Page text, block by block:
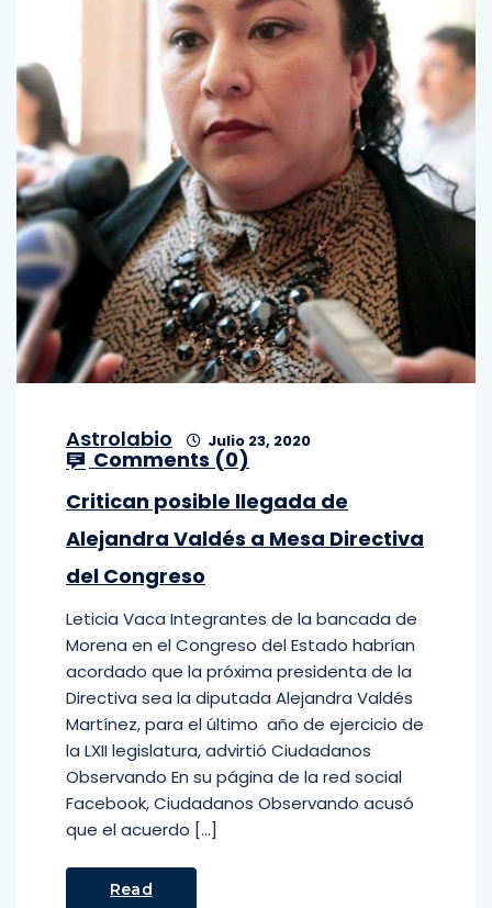
Astrolabio Julio 23, 2020
Comments (0)
Critican posible llegada de
Alejandra Valdés a Mesa Directiva
del Congreso
Leticia Vaca Integrantes de la bancada de
Morena en el Congreso del Estado habrían
acordado que la próxima presidenta de la
Directiva sea la diputada Alejandra Valdés
Martínez, para el último año de ejercicio de
la LXII legislatura, advirtió Ciudadanos
Observando En su página de la red social
Facebook, Ciudadanos Observando acusó
que el acuerdo […]
Read